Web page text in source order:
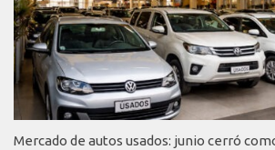
Mercado de autos usados: junio cerró